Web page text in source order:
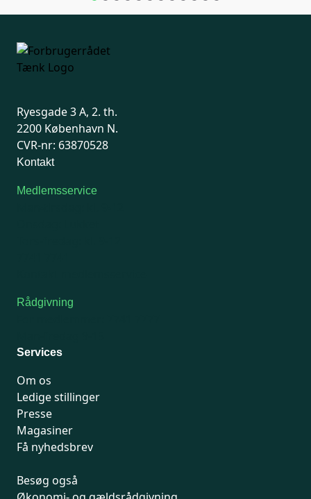
Ryesgade 3 A, 2. th.
2200 København N.
CVR-nr: 63870528
Kontakt
Medlemsservice
Rådgivning
Services
Om os
Ledige stillinger
Presse
Magasiner
Få nyhedsbrev
Besøg også